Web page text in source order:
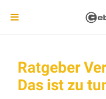
Ratgeber
Das ist zu